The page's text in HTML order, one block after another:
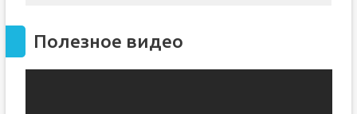
Полезное видео